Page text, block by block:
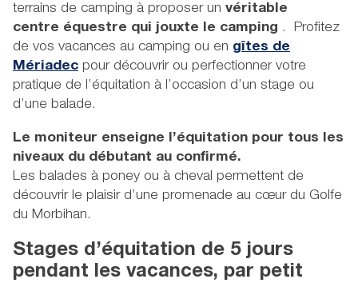
terrains de camping à proposer un véritable
centre équestre qui jouxte le camping . Profitez
de vos vacances au camping ou en gîtes de
Mériadec pour découvrir ou perfectionner votre
pratique de l’équitation à l’occasion d’un stage ou
d’une balade.
Le moniteur enseigne l’équitation pour tous les
niveaux du débutant au confirmé.
Les balades à poney ou à cheval permettent de
découvrir le plaisir d’une promenade au cœur du Golfe
du Morbihan.
Stages d’équitation de 5 jours
pendant les vacances, par petit